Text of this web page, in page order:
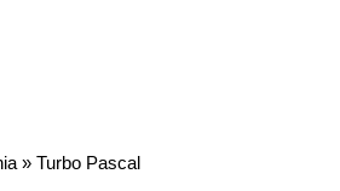
» Turbo Pascal